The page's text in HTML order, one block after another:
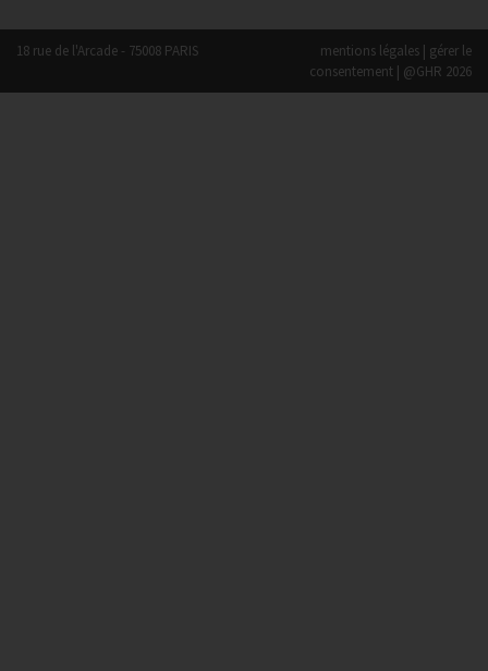
18 rue de l'Arcade - 75008 PARIS mentions légales | gérer le
consentement | @GHR 2026